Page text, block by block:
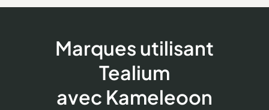
Marques utilisant
Tealium
avec Kameleoon